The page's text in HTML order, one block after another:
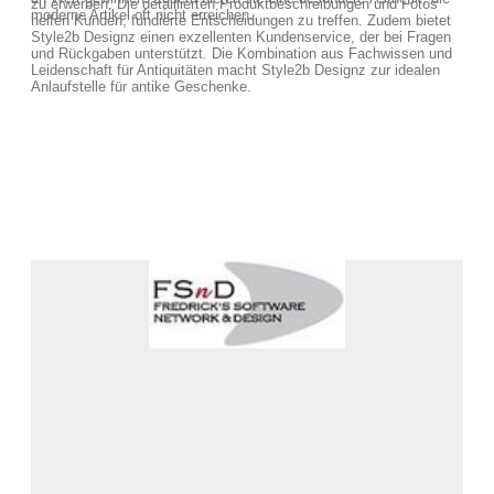
moderne Artikel oft nicht erreichen.
zu erwerben. Die detaillierten Produktbeschreibungen und Fotos
helfen Kunden, fundierte Entscheidungen zu treffen. Zudem bietet
Style2b Designz einen exzellenten Kundenservice, der bei Fragen
und Rückgaben unterstützt. Die Kombination aus Fachwissen und
Leidenschaft für Antiquitäten macht Style2b Designz zur idealen
Anlaufstelle für antike Geschenke.